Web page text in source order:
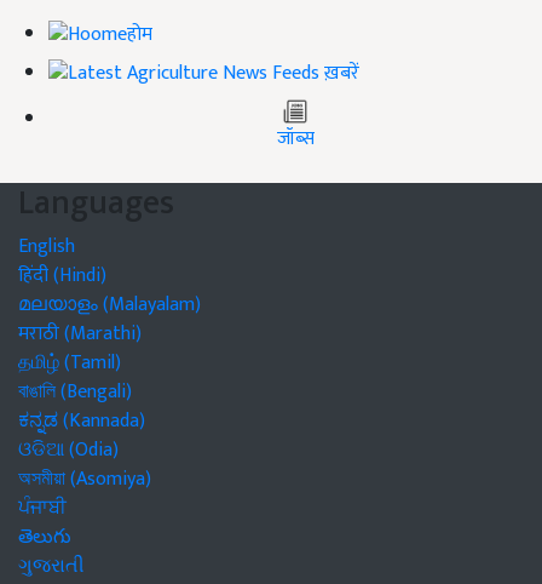
होम
ख़बरें
जॉब्स
Languages
English
हिंदी (Hindi)
മലയാളം (Malayalam)
मराठी (Marathi)
தமிழ் (Tamil)
বাঙালি (Bengali)
ಕನ್ನಡ (Kannada)
ଓଡିଆ (Odia)
অসমীয়া (Asomiya)
ਪੰਜਾਬੀ
తెలుగు
ગુજરાતી